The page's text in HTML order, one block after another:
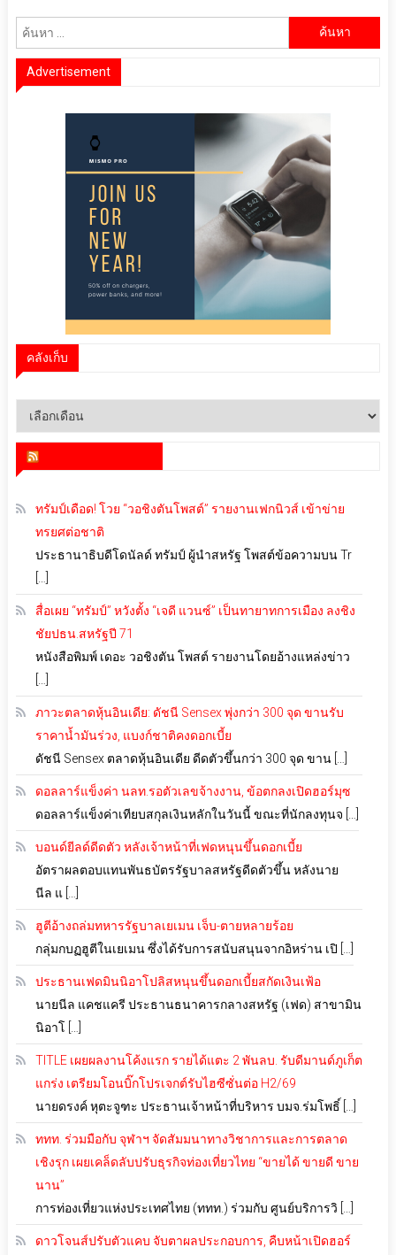
Advertisement
คลังเก็บ
คลัง
ทรัมป์เดือด! โวย “วอชิงตันโพสต์” รายงานเฟกนิวส์ เข้าข่าย
ทรยศต่อชาติ
ประธานาธิบดีโดนัลด์ ทรัมป์ ผู้นำสหรัฐ โพสต์ข้อความบน Tr
สื่อเผย “ทรัมป์” หวังตั้ง “เจดี แวนซ์” เป็นทายาทการเมือง ลงชิง
ชัยปธน.สหรัฐปี 71
หนังสือพิมพ์ เดอะ วอชิงตัน โพสต์ รายงานโดยอ้างแหล่งข่าว
ภาวะตลาดหุ้นอินเดีย: ดัชนี Sensex พุ่งกว่า 300 จุด ขานรับ
ราคาน้ำมันร่วง, แบงก์ชาติคงดอกเบี้ย
ดัชนี Sensex ตลาดหุ้นอินเดีย ดีดตัวขึ้นกว่า 300 จุด ขาน […]
ดอลลาร์แข็งค่า นลท.รอตัวเลขจ้างงาน, ข้อตกลงเปิดฮอร์มุซ
ดอลลาร์แข็งค่าเทียบสกุลเงินหลักในวันนี้ ขณะที่นักลงทุนจ […]
บอนด์ยีลด์ดีดตัว หลังเจ้าหน้าที่เฟดหนุนขึ้นดอกเบี้ย
อัตราผลตอบแทนพันธบัตรรัฐบาลสหรัฐดีดตัวขึ้น หลังนาย
นีล แ […]
ฮูตีอ้างถล่มทหารรัฐบาลเยเมน เจ็บ-ตายหลายร้อย
กลุ่มกบฏฮูตีในเยเมน ซึ่งได้รับการสนับสนุนจากอิหร่าน เปิ […]
ประธานเฟดมินนิอาโปลิสหนุนขึ้นดอกเบี้ยสกัดเงินเฟ้อ
นายนีล แคชแครี ประธานธนาคารกลางสหรัฐ (เฟด) สาขามิน
นิอาโ […]
TITLE เผยผลงานโค้งแรก รายได้แตะ 2 พันลบ. รับดีมานด์ภูเก็ต
แกร่ง เตรียมโอนบิ๊กโปรเจกต์รับไฮซีซั่นต่อ H2/69
นายดรงค์ หุตะจูฑะ ประธานเจ้าหน้าที่บริหาร บมจ.ร่มโพธิ์ […]
ททท. ร่วมมือกับ จุฬาฯ จัดสัมมนาทางวิชาการและการตลาด
เชิงรุก เผยเคล็ดลับปรับธุรกิจท่องเที่ยวไทย “ขายได้ ขายดี ขาย
นาน”
การท่องเที่ยวแห่งประเทศไทย (ททท.) ร่วมกับ ศูนย์บริการวิ […]
ดาวโจนส์ปรับตัวแคบ จับตาผลประกอบการ, คืบหน้าเปิดฮอร์